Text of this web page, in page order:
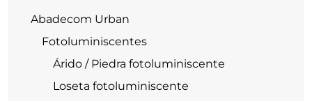
Abadecom Urban
Fotoluminiscentes
Árido / Piedra fotoluminiscente
Loseta fotoluminiscente